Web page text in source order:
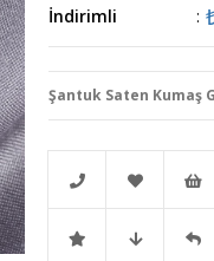
İndirimli
:
Şantuk Saten Kumaş
Telefonla Favorilere İstek